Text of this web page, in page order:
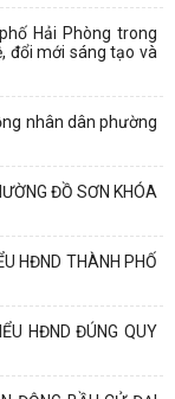
Hải Phòng trong
đổi mới sáng tạo và
nhân dân phường
ĐỒ SƠN KHÓA
HĐND THÀNH PHỐ
HĐND ĐÚNG QUY